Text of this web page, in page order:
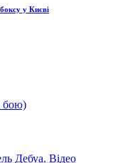
у Києві
бою)
Дебуа. Відео